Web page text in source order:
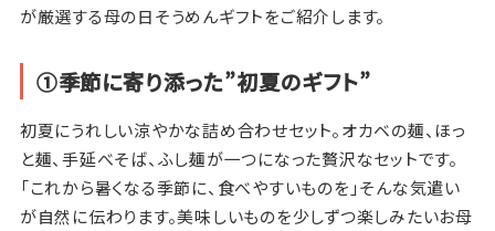
が厳選する母の日そうめんギフトをご紹介します。
①季節に寄り添った”初夏のギフト”
初夏にうれしい涼やかな詰め合わせセット。オカベの麺、ほっ
と麺、手延べそば、ふし麺が一つになった贅沢なセットです。
「これから暑くなる季節に、食べやすいものを」そんな気遣い
が自然に伝わります。美味しいものを少しずつ楽しみたいお母